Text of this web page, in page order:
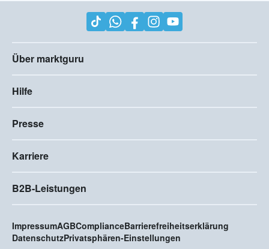
Über marktguru
Hilfe
Presse
Karriere
B2B-Leistungen
ImpressumAGBComplianceBarrierefreiheitserklärung
DatenschutzPrivatsphären-Einstellungen